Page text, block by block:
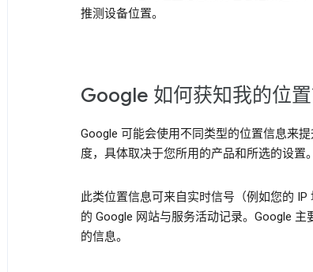
推测设备位置。
Google 如何获知我的位置
Google 可能会使用不同类型的位置信息来
度，具体取决于您所用的产品和所选的设置。
此类位置信息可来自实时信号（例如您的
的 Google 网站与服务活动记录。Google
的信息。